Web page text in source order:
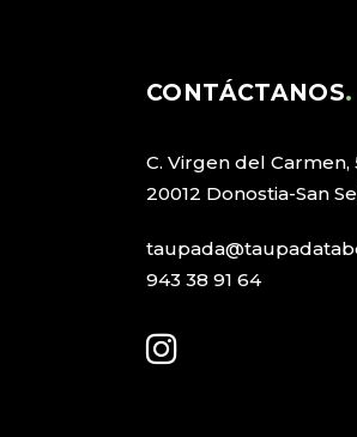
CONTÁCTANOS
C. Virgen del Carmen,
20012 Donostia-San
943 38 91 64